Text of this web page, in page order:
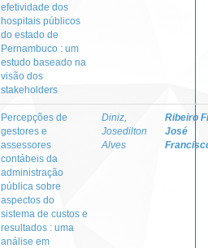
efetividade dos
hospitais públicos
do estado de
Pernambuco : um
estudo baseado na
visão dos
stakeholders
Percepções de
gestores e
assessores
contábeis da
administração
pública sobre
aspectos do
sistema de custos e
resultados : uma
análise em
Diniz,
Josedilton
Alves
Ribeiro
José